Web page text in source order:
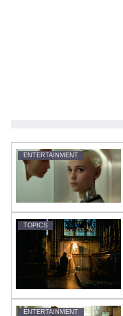
ENTERTAINMENT
TOPICS
ENTERTAINMENT